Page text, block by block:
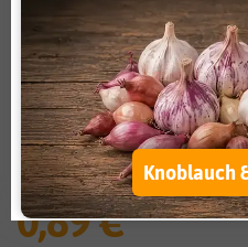
Vergrößern
Gänseblümchen
Mischung
0,89 €
*
Weitere Einstellungen
Alle
Alle
Auswahl
Knoblauch